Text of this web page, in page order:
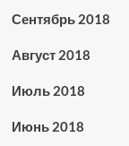
Сентябрь 2018
Август 2018
Июль 2018
Июнь 2018